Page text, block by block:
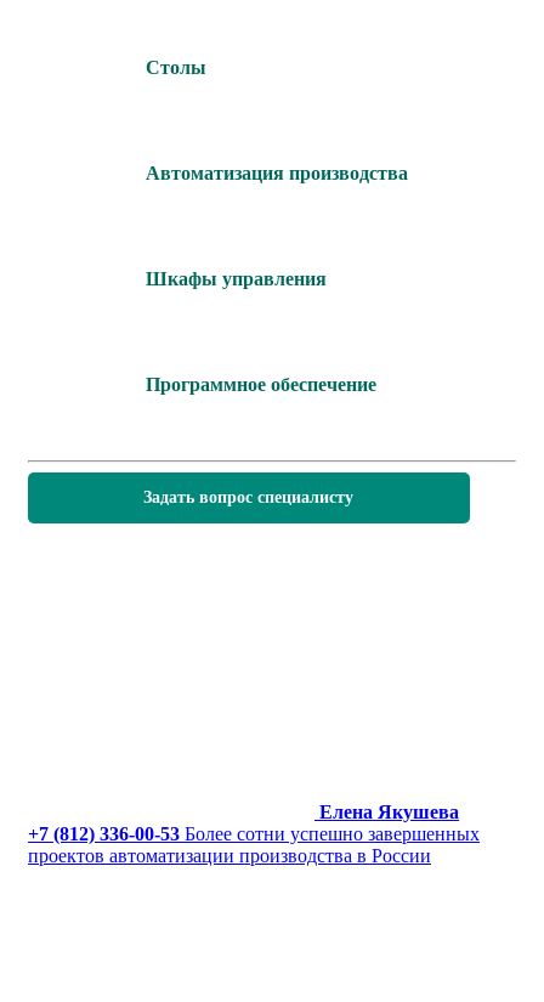
Столы
Автоматизация производства
Шкафы управления
Программное обеспечение
Задать вопрос специалисту
Елена Якушева
+7 (812) 336-00-53 Более сотни успешно завершенных
проектов автоматизации производства в России